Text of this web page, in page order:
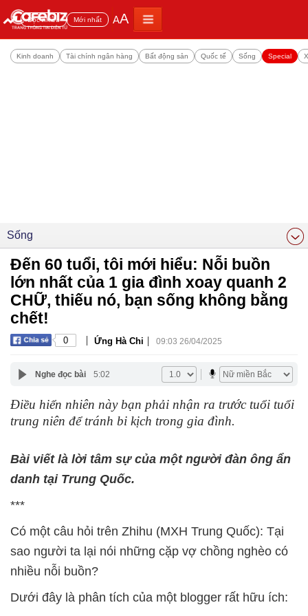
Đọc nhiều Mới nhất AA
Kinh doanh Tài chính ngân hàng Bất động sản Quốc tế Sống Special
Sống
Đến 60 tuổi, tôi mới hiểu: Nỗi buồn
lớn nhất của 1 gia đình xoay quanh 2
CHỮ, thiếu nó, bạn sống không bằng
chết!
0 | Ứng Hà Chi | 09:03 26/04/2025
Nghe đọc bài 5:02
Điều hiển nhiên này bạn phải nhận ra trước tuổi tuổi
trung niên để tránh bi kịch trong gia đình.
Bài viết là lời tâm sự của một người đàn ông ẩn
danh tại Trung Quốc.
***
Có một câu hỏi trên Zhihu (MXH Trung Quốc): Tại
sao người ta lại nói những cặp vợ chồng nghèo có
nhiều nỗi buồn?
Dưới đây là phân tích của một blogger rất hữu ích: